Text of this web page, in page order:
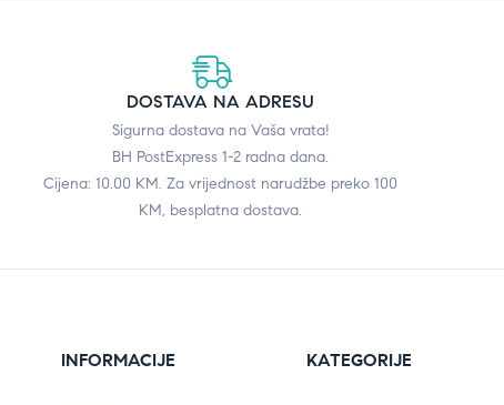
DOSTAVA NA ADRESU
Sigurna dostava na Vaša vrata!
BH PostExpress 1-2 radna dana.
Cijena: 10.00 KM. Za vrijednost narudžbe preko 100
KM, besplatna dostava.
INFORMACIJE KATEGORIJE